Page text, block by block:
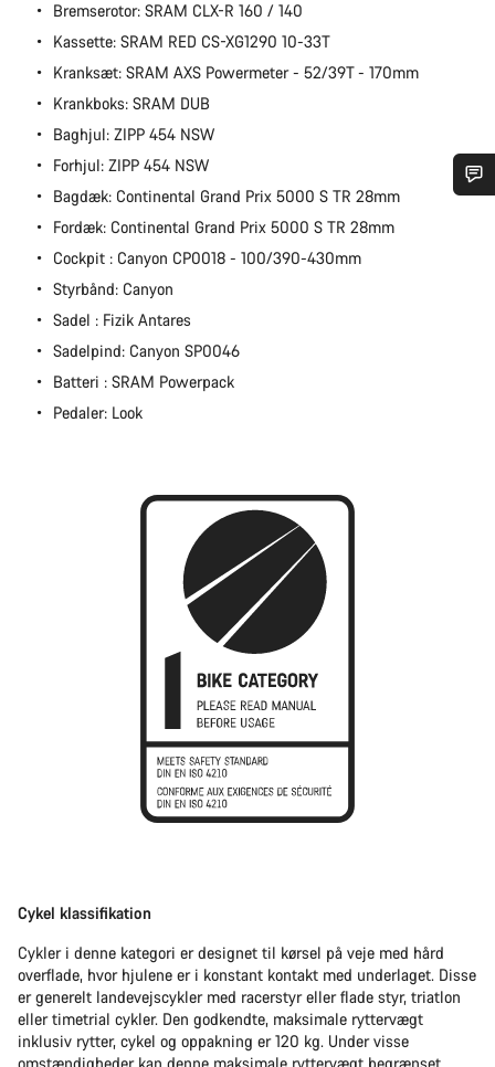
Bremserotor: SRAM CLX-R 160 / 140
Kassette: SRAM RED CS-XG1290 10-33T
Kranksæt: SRAM AXS Powermeter - 52/39T - 170mm
Krankboks: SRAM DUB
Baghjul: ZIPP 454 NSW
Forhjul: ZIPP 454 NSW
Bagdæk: Continental Grand Prix 5000 S TR 28mm
Fordæk: Continental Grand Prix 5000 S TR 28mm
Cockpit : Canyon CP0018 - 100/390-430mm
Styrbånd: Canyon
Sadel : Fizik Antares
Sadelpind: Canyon SP0046
Batteri : SRAM Powerpack
Pedaler: Look
Cykel klassifikation
Cykler i denne kategori er designet til kørsel på veje med hård
overflade, hvor hjulene er i konstant kontakt med underlaget. Disse
er generelt landevejscykler med racerstyr eller flade styr, triatlon
eller timetrial cykler. Den godkendte, maksimale ryttervægt
inklusiv rytter, cykel og oppakning er 120 kg. Under visse
Har du brug for hjælp?
Vores kundeserviceeksperter står klar til at besvare dine
spørgsmål.